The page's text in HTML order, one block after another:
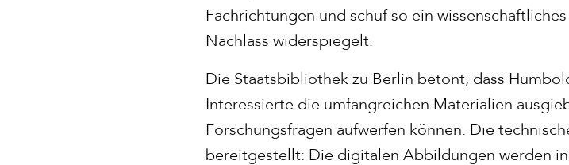
Fachrichtungen und schuf so ein
Nachlass widerspiegelt.
Die Staatsbibliothek zu Berlin betont, dass
Interessierte die umfangreichen Materialien
Forschungsfragen aufwerfen können. Die
bereitgestellt: Die digitalen Abbildungen werden